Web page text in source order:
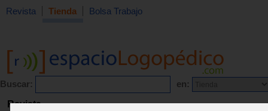
Revista Tienda Bolsa Trabajo
Buscar: en:
Revista